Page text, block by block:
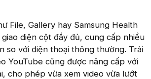
File, Gallery hay Samsung Health
diện cột đầy đủ, cung cấp nhiều
so với điện thoại thông thường. Trải
YouTube cũng được nâng cấp với
cho phép vừa xem video vừa lướt